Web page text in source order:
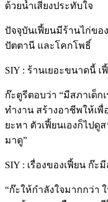
ด้วยน้ำเสียงประทับใจ
ปัจจุบันเฟี้ยนมีร้านไก่ขอ
ปัตตานี และโคกโพธิ์
SIY : ร้านเยอะขนาดนี้ เ
ก๊ะตูรีตอบว่า “มีสภาเด็ก
ทำงาน สร้างอาชีพให้เ
ยะหา ตัวเฟี้ยนเองก็ไป
มาดู”
SIY : เรื่องของเฟี้ยน ก๊ะ
“ก๊ะให้กำลังใจมากกว่า